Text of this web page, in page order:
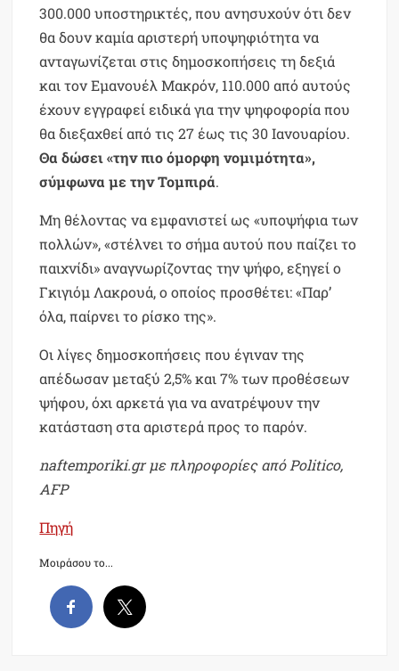
300.000 υποστηρικτές, που ανησυχούν ότι δεν
θα δουν καμία αριστερή υποψηφιότητα να
ανταγωνίζεται στις δημοσκοπήσεις τη δεξιά
και τον Εμανουέλ Μακρόν, 110.000 από αυτούς
έχουν εγγραφεί ειδικά για την ψηφοφορία που
θα διεξαχθεί από τις 27 έως τις 30 Ιανουαρίου.
Θα δώσει «την πιο όμορφη νομιμότητα»,
σύμφωνα με την Τομπιρά.
Μη θέλοντας να εμφανιστεί ως «υποψήφια των
πολλών», «στέλνει το σήμα αυτού που παίζει το
παιχνίδι» αναγνωρίζοντας την ψήφο, εξηγεί ο
Γκιγιόμ Λακρουά, ο οποίος προσθέτει: «Παρ’
όλα, παίρνει το ρίσκο της».
Οι λίγες δημοσκοπήσεις που έγιναν της
απέδωσαν μεταξύ 2,5% και 7% των προθέσεων
ψήφου, όχι αρκετά για να ανατρέψουν την
κατάσταση στα αριστερά προς το παρόν.
naftemporiki.gr με πληροφορίες από Politico,
AFP
Πηγή
Μοιράσου το...